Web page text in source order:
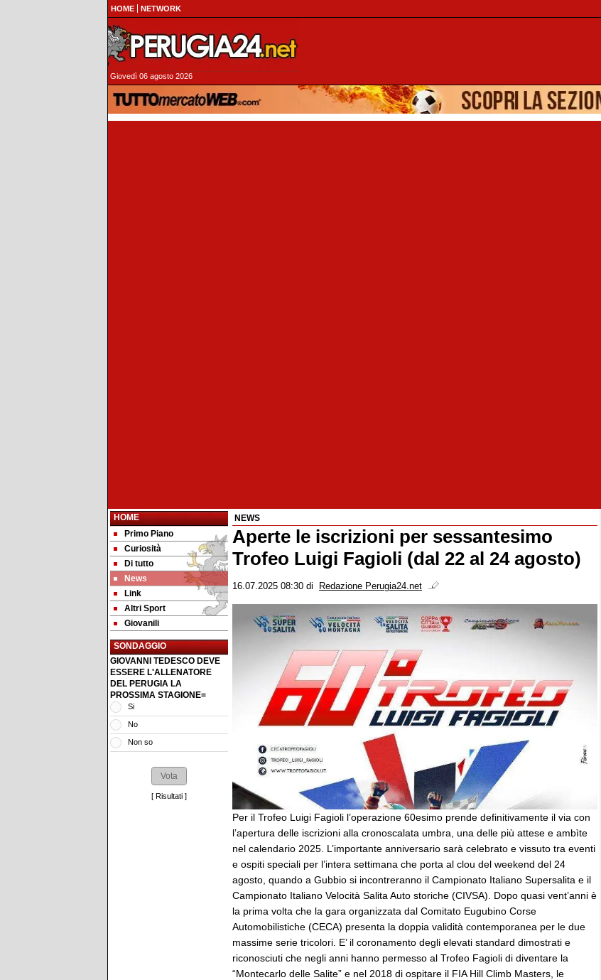
HOME NETWORK
Giovedì 06 agosto 2026
HOME
Primo Piano
Curiosità
Di tutto
News
Link
Altri Sport
Giovanili
SONDAGGIO
GIOVANNI TEDESCO DEVE
ESSERE L'ALLENATORE
DEL PERUGIA LA
PROSSIMA STAGIONE=
Si
No
Non so
[ Risultati ]
NEWS
Aperte le iscrizioni per sessantesimo
Trofeo Luigi Fagioli (dal 22 al 24 agosto)
16.07.2025 08:30 di Redazione Perugia24.net
Per il Trofeo Luigi Fagioli l’operazione 60esimo prende definitivamente il via con
l’apertura delle iscrizioni alla cronoscalata umbra, una delle più attese e ambìte
nel calendario 2025. L’importante anniversario sarà celebrato e vissuto tra eventi
e ospiti speciali per l’intera settimana che porta al clou del weekend del 24
agosto, quando a Gubbio si incontreranno il Campionato Italiano Supersalita e il
Campionato Italiano Velocità Salita Auto storiche (CIVSA). Dopo quasi vent’anni è
la prima volta che la gara organizzata dal Comitato Eugubino Corse
Automobilistiche (CECA) presenta la doppia validità contemporanea per le due
massime serie tricolori. E’ il coronamento degli elevati standard dimostrati e
riconosciuti che negli anni hanno permesso al Trofeo Fagioli di diventare la
“Montecarlo delle Salite” e nel 2018 di ospitare il FIA Hill Climb Masters, le